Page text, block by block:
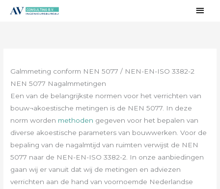
Galmmeting conform NEN 5077 / NEN-EN-ISO 3382-2
NEN 5077 Nagalmmetingen
Een van de belangrijkste normen voor het verrichten van
bouw¬akoestische metingen is de NEN 5077. In deze
norm worden methoden gegeven voor het bepalen van
diverse akoestische parameters van bouwwerken. Voor de
bepaling van de nagalmtijd van ruimten verwijst de NEN
5077 naar de NEN-EN-ISO 3382-2. In onze aanbiedingen
gaan wij er vanuit dat wij de metingen en adviezen
verrichten aan de hand van voornoemde Nederlandse